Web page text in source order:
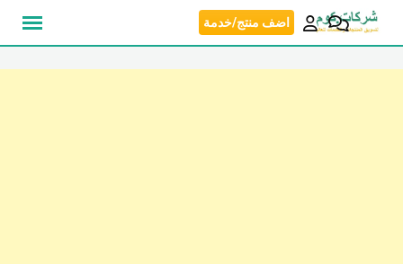
انتقل
اضف منتج/خدمة